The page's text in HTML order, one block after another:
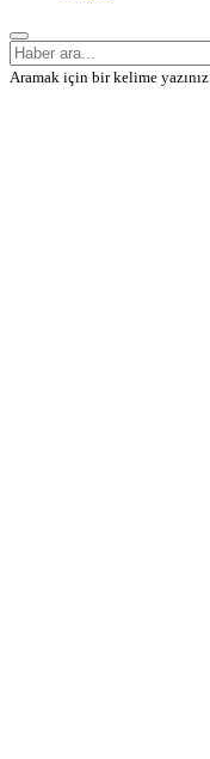
Aramak için bir kelime yazınız.